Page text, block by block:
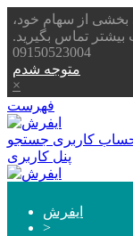
بخشی از سهام خود،
تماس بگیرید.
09150523004
متوجه شدم
×
فهرست
کاربری جستجو
پنل کاربری
ایفرش
>